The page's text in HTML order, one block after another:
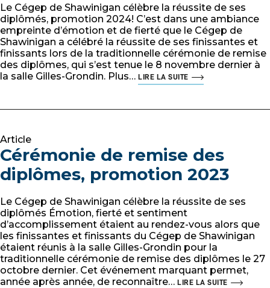
Le Cégep de Shawinigan célèbre la réussite de ses
diplômés, promotion 2024! C’est dans une ambiance
empreinte d’émotion et de fierté que le Cégep de
Shawinigan a célébré la réussite de ses finissantes et
finissants lors de la traditionnelle cérémonie de remise
des diplômes, qui s’est tenue le 8 novembre dernier à
la salle Gilles-Grondin. Plus… LIRE LA SUITE
Article
Cérémonie de remise des
diplômes, promotion 2023
Le Cégep de Shawinigan célèbre la réussite de ses
diplômés Émotion, fierté et sentiment
d’accomplissement étaient au rendez-vous alors que
les finissantes et finissants du Cégep de Shawinigan
étaient réunis à la salle Gilles-Grondin pour la
traditionnelle cérémonie de remise des diplômes le 27
octobre dernier. Cet événement marquant permet,
année après année, de reconnaître… LIRE LA SUITE